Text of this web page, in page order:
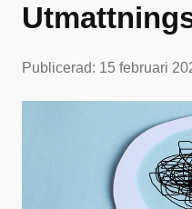
Publicerad: 15 februari